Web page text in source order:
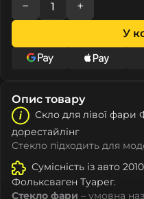
− +
У
Опис товару
Скло для лівої фари
дорестайлінг
Стекло підходить для
Сумісність із авто
Фолькcвагeн Туарег.
Стекло фари – умовна